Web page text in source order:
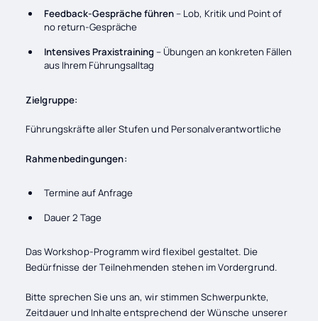
Feedback-Gespräche führen– Lob, Kritik und Point of
no return-Gespräche
Intensives Praxistraining – Übungen an konkreten Fällen
aus Ihrem Führungsalltag
Zielgruppe:
Führungskräfte aller Stufen und Personalverantwortliche
Rahmenbedingungen:
Termine auf Anfrage
Dauer 2 Tage
Das Workshop-Programm wird flexibel gestaltet. Die
Bedürfnisse der Teilnehmenden stehen im Vordergrund.
Bitte sprechen Sie uns an, wir stimmen Schwerpunkte,
Zeitdauer und Inhalte entsprechend der Wünsche unserer